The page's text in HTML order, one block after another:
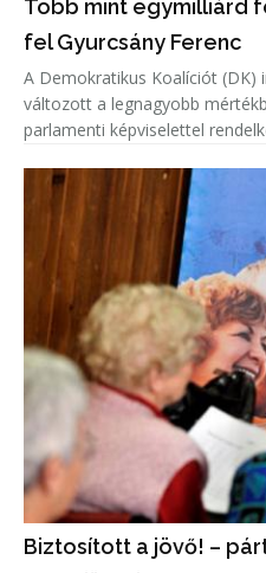
Több mint egymilliárd
fel Gyurcsány Ferenc
A Demokratikus Koalíciót (DK)
változott a legnagyobb
parlamenti képviselettel
Biztosított a jövő! –